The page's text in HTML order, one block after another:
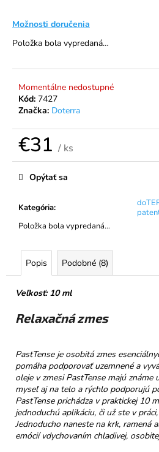
Možnosti doručenia
Položka bola vypredaná…
Momentálne nedostupné
Kód: 7427
Značka: Doterra
€31 / ks
Jednotková
cena:
Kategória:
Položka bola vypredaná…
Opýtať sa
Popis Podobné (8)
Veľkosť: 10 ml
Relaxačná zmes
PastTense je osobitá zmes
pomáha podporovať uzemnené a
oleje v zmesi PastTense majú známe
myseľ aj na telo a rýchlo podporujú
PastTense prichádza v praktickej 10
jednoduchú aplikáciu, či už ste v
Jednoducho naneste na krk, ramená
emócií vdychovaním chladivej,
j
s
?
d
p
č
a
e
TATRANSKÁ
CHATOVÁ
ZMES
BYLINNÝ
ČAJ
40G
€6,50